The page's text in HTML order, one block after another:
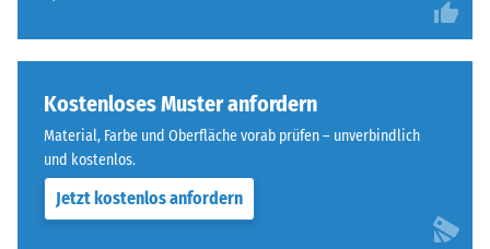
Kostenloses Muster anfordern
Material, Farbe und Oberfläche vorab prüfen – unverbindlich
und kostenlos.
Jetzt kostenlos anfordern